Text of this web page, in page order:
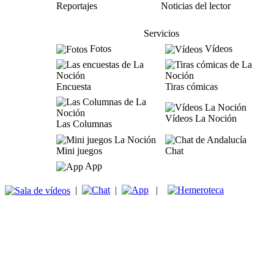
Reportajes
Noticias del lector
Servicios
Fotos
Vídeos
Encuesta Tiras cómicas
Las Columnas
Vídeos La Noción
Mini juegos
Chat
App
| | |